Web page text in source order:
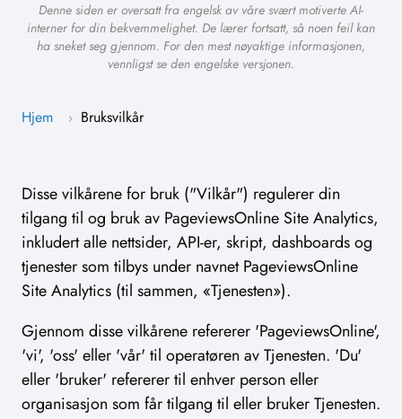
Denne siden er oversatt fra engelsk av våre svært motiverte AI-
interner for din bekvemmelighet. De lærer fortsatt, så noen feil kan
ha sneket seg gjennom. For den mest nøyaktige informasjonen,
vennligst se den engelske versjonen.
Hjem › Bruksvilkår
Disse vilkårene for bruk ("Vilkår") regulerer din
tilgang til og bruk av PageviewsOnline Site Analytics,
inkludert alle nettsider, API-er, skript, dashboards og
tjenester som tilbys under navnet PageviewsOnline
Site Analytics (til sammen, «Tjenesten»).
Gjennom disse vilkårene refererer 'PageviewsOnline',
'vi', 'oss' eller 'vår' til operatøren av Tjenesten. 'Du'
eller 'bruker' refererer til enhver person eller
organisasjon som får tilgang til eller bruker Tjenesten.